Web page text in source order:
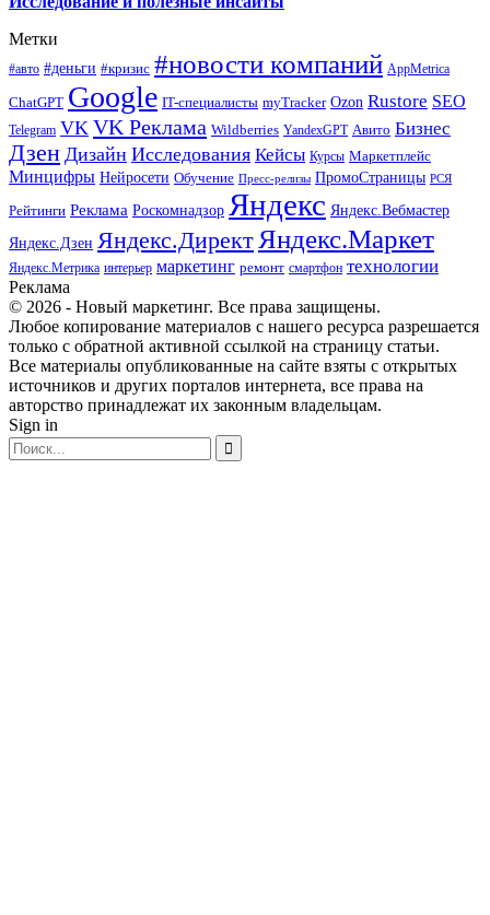
Метки
#авто #деньги #кризис #новости компаний AppMetrica
ChatGPT Google IT-специалисты myTracker Ozon Rustore SEO
Telegram VK VK Реклама Wildberries YandexGPT Авито Бизнес
Дзен Дизайн Исследования Кейсы Курсы Маркетплейс
Минцифры Нейросети Обучение Пресс-релизы ПромоСтраницы РСЯ
Рейтинги Реклама Роскомнадзор Яндекс Яндекс.Вебмастер
Яндекс.Дзен Яндекс.ДиректЯндекс.Маркет
Яндекс.Метрика интерьер маркетинг ремонт смартфон технологии
Реклама
© 2026 - Новый маркетинг. Все права защищены.
Любое копирование материалов с нашего ресурса разрешается
только с обратной активной ссылкой на страницу статьи.
Все материалы опубликованные на сайте взяты с открытых
источников и других порталов интернета, все права на
авторство принадлежат их законным владельцам.
Sign in